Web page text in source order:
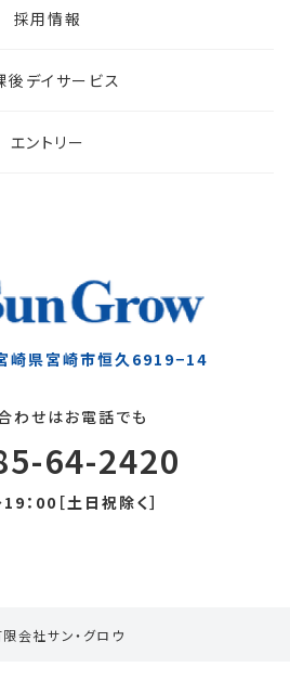
採用情報
後デイサービス
エントリー
崎県宮崎市恒久6919−14
わせはお電話でも
64-2420
：00［土日祝除く］
会社サン・グロウ